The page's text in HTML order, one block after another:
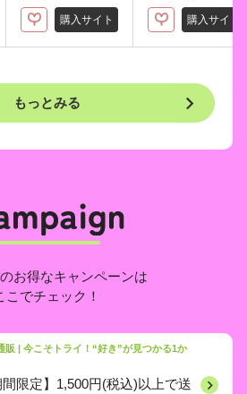
購入サイト 購入サイト
もっとみる
お得なキャンペーンは
こでチェック！
販 | 今こそトライ！“好き”が見つかる1か
間限定】1,500円(税込)以上で送